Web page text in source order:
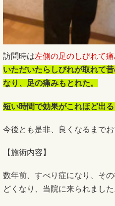
訪問時は左側の足のしびれて
いただいたらしびれが取れて
なり、足の痛みもとれた。
短い時間で効果がこれほど出る
今後とも是非、良くなるまでお
【施術内容】
数年前、すべり症になり、そ
どくなり、当院に来られました